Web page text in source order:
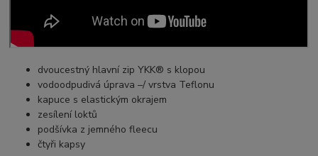
dvoucestný hlavní zip YKK® s klopou
vodoodpudivá úprava –/ vrstva Teflonu
kapuce s elastickým okrajem
zesílení loktů
podšívka z jemného fleecu
čtyři kapsy